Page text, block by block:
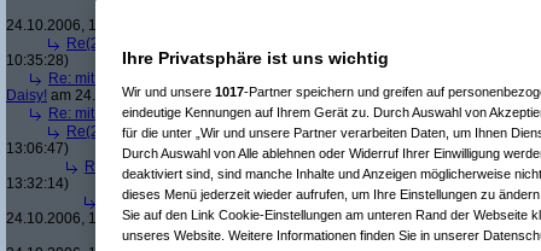
24.10.2006, 16:06:01)
Re(2): mit 100/110 auf der überholspur auf der autobahn: ich werde
10:35:28)
Re: mit 100/110 auf der überholspur auf der autobahn: ich werde noch
Daisy! am 24.10.2006, 13:04:44)
Re: mit 100/110 auf der überholspur auf der autobahn: ich werde noch
Re(2): mit 100/110 auf der überholspur auf der autobahn: ich werde
13:06:47)
Re(3): mit 100/110 auf der überholspur auf der autobahn: ich werde
13:32:14)
Re(4): mit 100/110 auf der überholspur auf der autobahn: ich
24.10.2006, 13:33:42)
Re(5): mit 100/110 auf der überholspur auf der autobahn: ich
Ihre Privatsphäre ist uns wichtig
Wir und unsere 1017-Partner speichern und greifen auf
eindeutige Kennungen auf Ihrem Gerät zu. Durch Auswahl von
für die unter „Wir und unsere Partner verarbeiten Daten, um Ihnen
Durch Auswahl von Alle ablehnen oder Widerruf Ihrer Einwilligung
deaktiviert sind, sind manche Inhalte und Anzeigen möglicherweise
dieses Menü jederzeit wieder aufrufen, um Ihre Einstellungen zu
Sie auf den Link Cookie-Einstellungen am unteren Rand der Webseite
unseres Website. Weitere Informationen finden Sie in unserer